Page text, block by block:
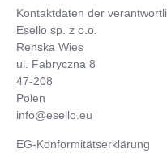
Kontaktdaten der
Esello sp. z o.o.
Renska Wies
ul. Fabryczna 8
47-208
Polen
info@esello.eu
EG-Konformitätserklärung